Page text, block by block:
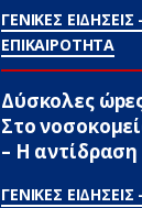
ΓΕΝΙΚΕΣ ΕΙΔΗΣΕΙΣ -
ΕΠΙΚΑΙΡΟΤΗΤΑ
Δύσκολες
Στο
– Η
ΓΕΝΙΚΕΣ ΕΙΔΗΣΕΙΣ -